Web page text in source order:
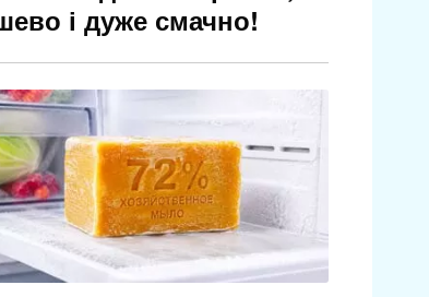
і дуже смачно!